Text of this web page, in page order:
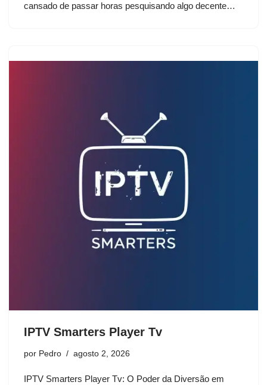
cansado de passar horas pesquisando algo decente…
IPTV Smarters Player Tv
por Pedro agosto 2, 2026
IPTV Smarters Player Tv: O Poder da Diversão em